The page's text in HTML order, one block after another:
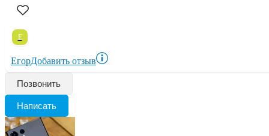
Е
ЕгорДобавить отзыв
Позвонить
Написать